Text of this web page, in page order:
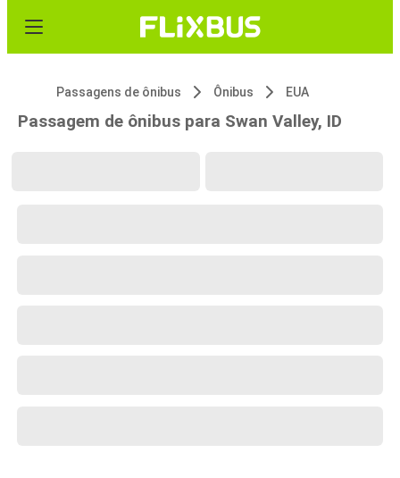
Passagens de ônibus Ônibus EUA
Passagem de ônibus para Swan Valley, ID